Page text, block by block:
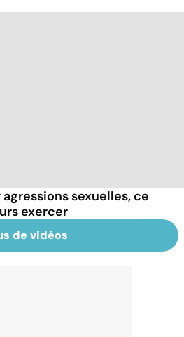
sexuelles, ce
exercer
de vidéos